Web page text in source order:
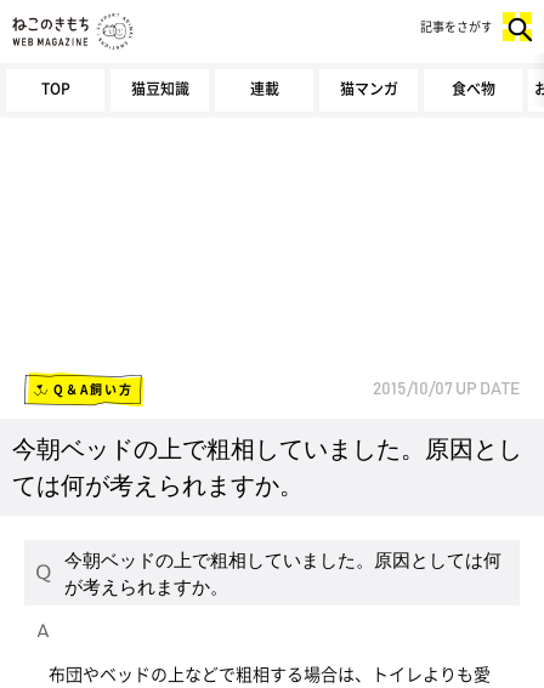
TOP 猫豆知識 連載 猫マンガ 食べ物
記事をさがす
Q＆A飼い方 2015/10/07 UP DATE
今朝ベッドの上で粗相していました。原因とし
ては何が考えられますか。
今朝ベッドの上で粗相していました。原因としては何
が考えられますか。
布団やベッドの上などで粗相する場合は、トイレよりも愛